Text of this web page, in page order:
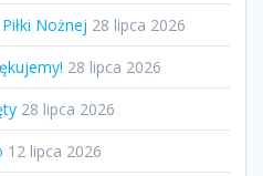
Nożnej 28 lipca 2026
28 lipca 2026
28 lipca 2026
12 lipca 2026